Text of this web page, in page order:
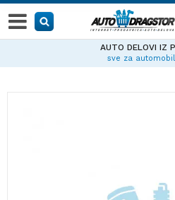
AUTO DELOVI IZ
sve za